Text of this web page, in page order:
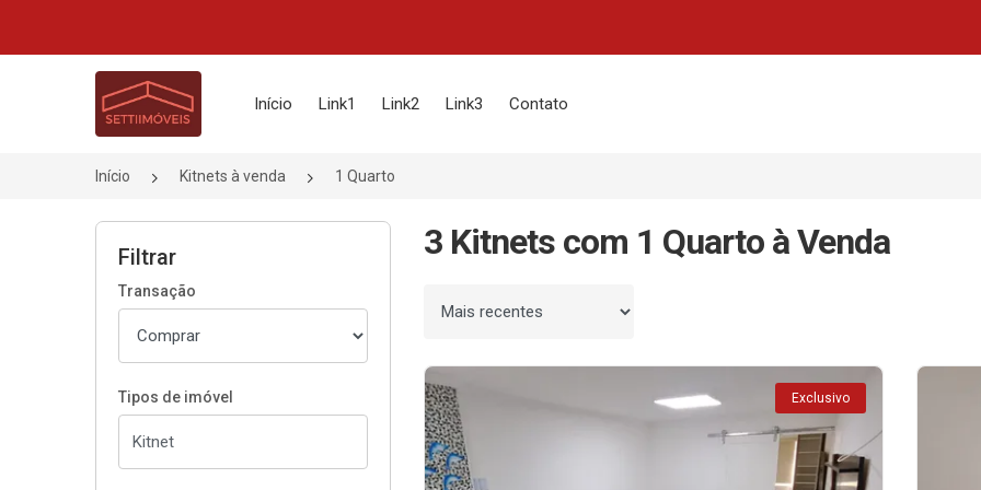
Página inicial
Início Link1 Link2 Link3 Contato
Início Kitnets à venda 1 Quarto
Filtrar
Transação
Tipos de imóvel
3 Kitnets com 1 Quarto à Venda
Ordenar por
Exclusivo